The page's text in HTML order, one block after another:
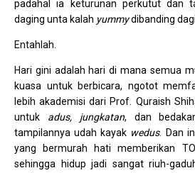
padahal ia keturunan perkutut dan
daging unta kalah yummydibanding
Entahlah.
Hari gini adalah hari di mana semua
kuasa untuk berbicara, ngotot
lebih akademisi dari Prof. Quraish
untuk adus, jungkatan, dan
tampilannya udah kayak wedus. Dan
yang bermurah hati memberikan
sehingga hidup jadi sangat riuh-